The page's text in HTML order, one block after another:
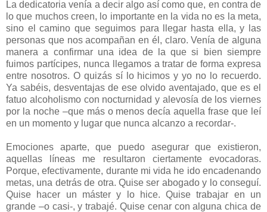
La dedicatoria venía a decir algo así como que, en contra de
lo que muchos creen, lo importante en la vida no es la meta,
sino el camino que seguimos para llegar hasta ella, y las
personas que nos acompañan en él, claro. Venía de alguna
manera a confirmar una idea de la que si bien siempre
fuimos partícipes, nunca llegamos a tratar de forma expresa
entre nosotros. O quizás sí lo hicimos y yo no lo recuerdo.
Ya sabéis, desventajas de ese olvido aventajado, que es el
fatuo alcoholismo con nocturnidad y alevosía de los viernes
por la noche –que más o menos decía aquella frase que leí
en un momento y lugar que nunca alcanzo a recordar-.
Emociones aparte, que puedo asegurar que existieron,
aquellas líneas me resultaron ciertamente evocadoras.
Porque, efectivamente, durante mi vida he ido encadenando
metas, una detrás de otra. Quise ser abogado y lo conseguí.
Quise hacer un máster y lo hice. Quise trabajar en un
grande –o casi-, y trabajé. Quise cenar con alguna chica de